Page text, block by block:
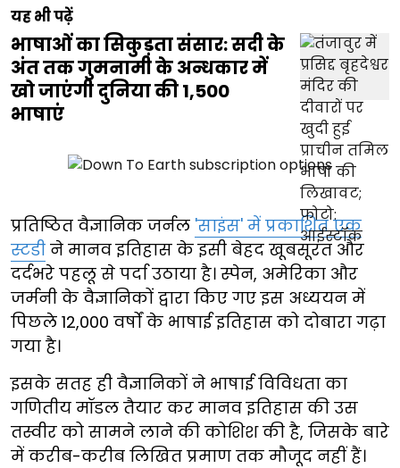
यह भी पढ़ें
भाषाओं का सिकुड़ता संसार: सदी के
अंत तक गुमनामी के अन्धकार में
खो जाएंगी दुनिया की 1,500
भाषाएं
प्रतिष्ठित वैज्ञानिक जर्नल 'साइंस' में प्रकाशित एक
स्टडी ने मानव इतिहास के इसी बेहद खूबसूरत और
दर्दभरे पहलू से पर्दा उठाया है। स्पेन, अमेरिका और
जर्मनी के वैज्ञानिकों द्वारा किए गए इस अध्ययन में
पिछले 12,000 वर्षों के भाषाई इतिहास को दोबारा गढ़ा
गया है।
इसके सतह ही वैज्ञानिकों ने भाषाई विविधता का
गणितीय मॉडल तैयार कर मानव इतिहास की उस
तस्वीर को सामने लाने की कोशिश की है, जिसके बारे
में करीब-करीब लिखित प्रमाण तक मौजूद नहीं हैं।